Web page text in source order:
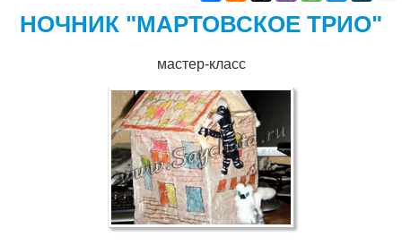
НОЧНИК "МАРТОВСКОЕ ТРИО"
мастер-класс